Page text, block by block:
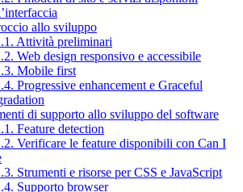
allo sviluppo
Attività preliminari
Web design responsivo e accessibile
Mobile first
Progressive enhancement e Graceful
di supporto allo sviluppo del software
Feature detection
Verificare le feature disponibili con Can I
Strumenti e risorse per CSS e JavaScript
Supporto browser